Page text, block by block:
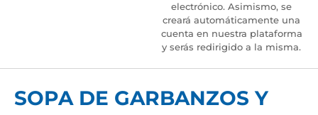
electrónico. Asimismo, se
creará automáticamente una
cuenta en nuestra plataforma
y serás redirigido a la misma.
SOPA DE GARBANZOS Y